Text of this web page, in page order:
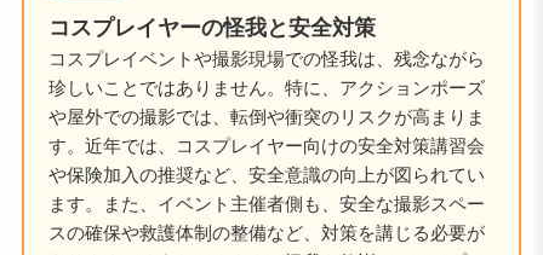
コスプレイヤーの怪我と安全対策
コスプレイベントや撮影現場での怪我は、残念ながら
珍しいことではありません。特に、アクションポーズ
や屋外での撮影では、転倒や衝突のリスクが高まりま
す。近年では、コスプレイヤー向けの安全対策講習会
や保険加入の推奨など、安全意識の向上が図られてい
ます。また、イベント主催者側も、安全な撮影スペー
スの確保や救護体制の整備など、対策を講じる必要が